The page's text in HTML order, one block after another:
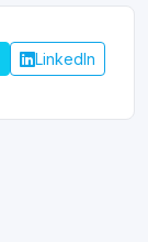
LinkedIn